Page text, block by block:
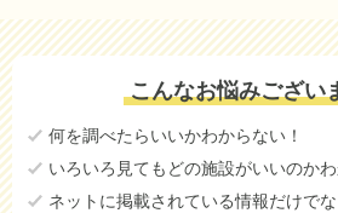
こんなお悩みござい
何を調べたらいいかわからない！
いろいろ見てもどの施設がいいのかわ
ネットに掲載されている情報だけで